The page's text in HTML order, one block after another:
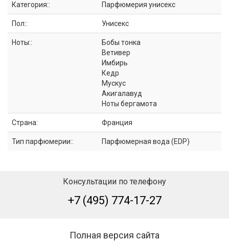
Категория:: Парфюмерия унисекс
Пол:: Унисекс
Ноты::
Бобы тонка
Ветивер
Имбирь
Кедр
Мускус
Акигалавуд
Ноты бергамота
Страна: Франция
Тип парфюмерии:: Парфюмерная вода (EDP)
Консультации по телефону
+7 (495) 774-17-27
Полная версия сайта